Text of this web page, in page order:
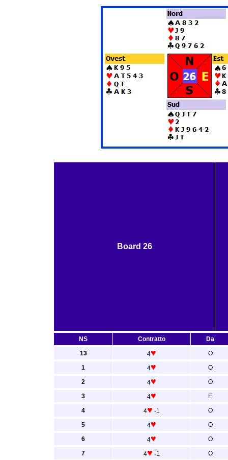
Board 26
NS Contratto
Da
13
4♥
O
1
4♥
O
2
4♥
O
3
4♥
E
4
4♥ -1
O
5
4♥
O
6
4♥
O
7
4♥ -1
O